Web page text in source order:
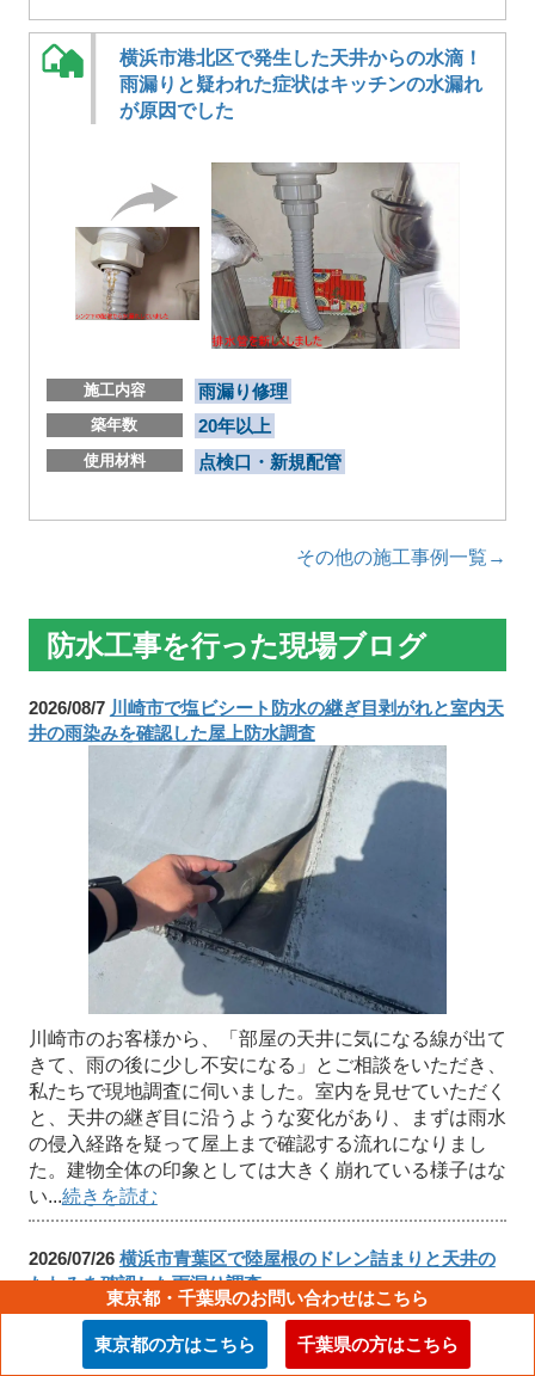
横浜市港北区で発生した天井からの水滴！
雨漏りと疑われた症状はキッチンの水漏れ
が原因でした
施工内容 雨漏り修理
築年数 20年以上
使用材料 点検口・新規配管
その他の施工事例一覧→
防水工事を行った現場ブログ
2026/08/7 川崎市で塩ビシート防水の継ぎ目剥がれと室内天
井の雨染みを確認した屋上防水調査
川崎市のお客様から、「部屋の天井に気になる線が出て
きて、雨の後に少し不安になる」とご相談をいただき、
私たちで現地調査に伺いました。室内を見せていただく
と、天井の継ぎ目に沿うような変化があり、まずは雨水
の侵入経路を疑って屋上まで確認する流れになりまし
た。建物全体の印象としては大きく崩れている様子はな
い...続きを読む
2026/07/26 横浜市青葉区で陸屋根のドレン詰まりと天井の
たわみを確認した雨漏り調査
東京都・千葉県のお問い合わせはこちら
東京都の方はこちら 千葉県の方はこちら